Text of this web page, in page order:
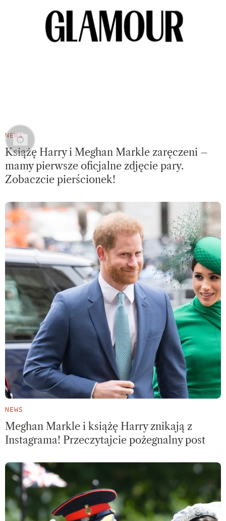
NEWS
Książę Harry i Meghan Markle zaręczeni –
mamy pierwsze oficjalne zdjęcie pary.
Zobaczcie pierścionek!
NEWS
Meghan Markle i książę Harry znikają z
Instagrama! Przeczytajcie pożegnalny post